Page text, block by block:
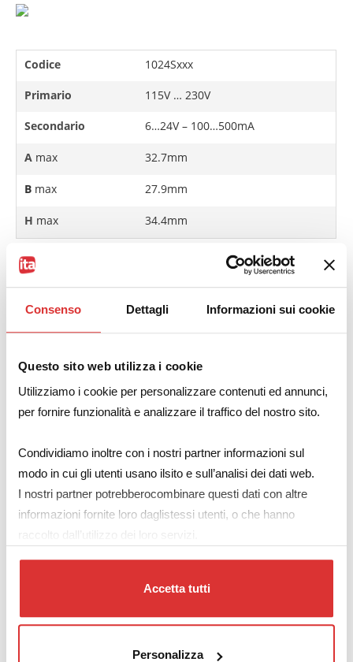
Consenso Dettagli Informazioni sui cookie
Questo sito web utilizza i cookie
Utilizziamo i cookie per personalizzare contenuti ed annunci,
per fornire funzionalità e analizzare il traffico del nostro sito.
Condividiamo inoltre con i nostri partner informazioni sul
modo in cui gli utenti usano ilsito e sull’analisi dei dati web.
I nostri partner potrebberocombinare questi dati con altre
informazioni fornite loro daglistessi utenti, o che hanno
raccolto dall’utilizzo dei loro servizi.
Accetta tutti
Personalizza
Codice 1024Sxxx
Primario 115V … 230V
Secondario 6…24V – 100…500mA
A max 32.7mm
B max 27.9mm
H max 34.4mm
Il file 3D è scaricabile dalla scheda pdf
Download: scheda tecnica EI1024S
Note tecniche
Trasformatori 3.0VA